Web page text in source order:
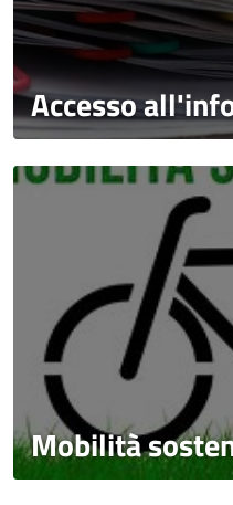
Accesso
Mobilità